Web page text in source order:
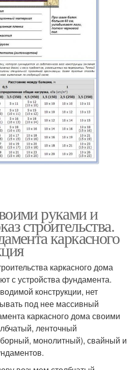
руками и
строительства.
каркасного
каркасного дома
с устройства фундамента.
конструкции, нет
под нее массивный
каркасного дома своими
ленточный
монолитный), свайный и